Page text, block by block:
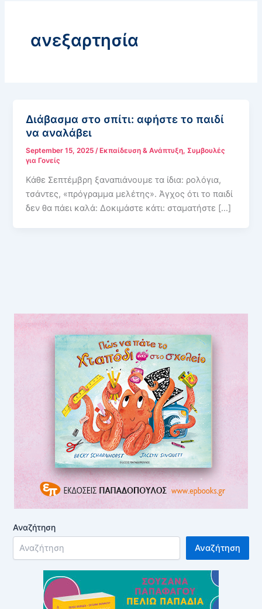
ανεξαρτησία
Διάβασμα στο σπίτι: αφήστε το παιδί
να αναλάβει
September 15, 2025/ Εκπαίδευση & Ανάπτυξη,Συμβουλές
για Γονείς
Κάθε Σεπτέμβρη ξαναπιάνουμε τα ίδια: ρολόγια,
τσάντες, «πρόγραμμα μελέτης». Άγχος ότι το παιδί
δεν θα πάει καλά: Δοκιμάστε κάτι: σταματήστε […]
Αναζήτηση
Αναζήτηση